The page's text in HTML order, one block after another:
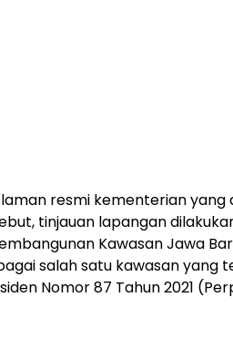
resmi kementerian yang
tinjauan lapangan
Kawasan Jawa
salah satu kawasan yang
Nomor 87 Tahun 2021